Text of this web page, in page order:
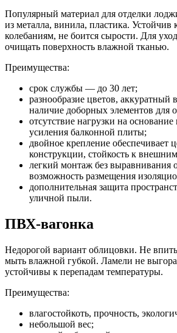
Популярный материал для отделки
из металла, винила, пластика. Устойчив
колебаниям, не боится сырости. Для
очищать поверхность влажной тканью.
Преимущества:
срок службы — до 30 лет;
разнообразие цветов, аккуратный
наличие доборных элементов для
отсутствие нагрузки на
усиления балконной плиты;
двойное крепление обеспечивает
конструкции, стойкость к
легкий монтаж без выравнивания
возможность размещения
дополнительная защита
уличной пыли.
ПВХ-вагонка
Недорогой вариант облицовки. Не
мыть влажной губкой. Ламели не
устойчивы к перепадам температуры.
Преимущества:
влагостойкоть, прочность,
небольшой вес;